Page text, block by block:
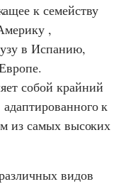
к семейству
,
в Испанию,
собой крайний
к
из самых высоких
видов